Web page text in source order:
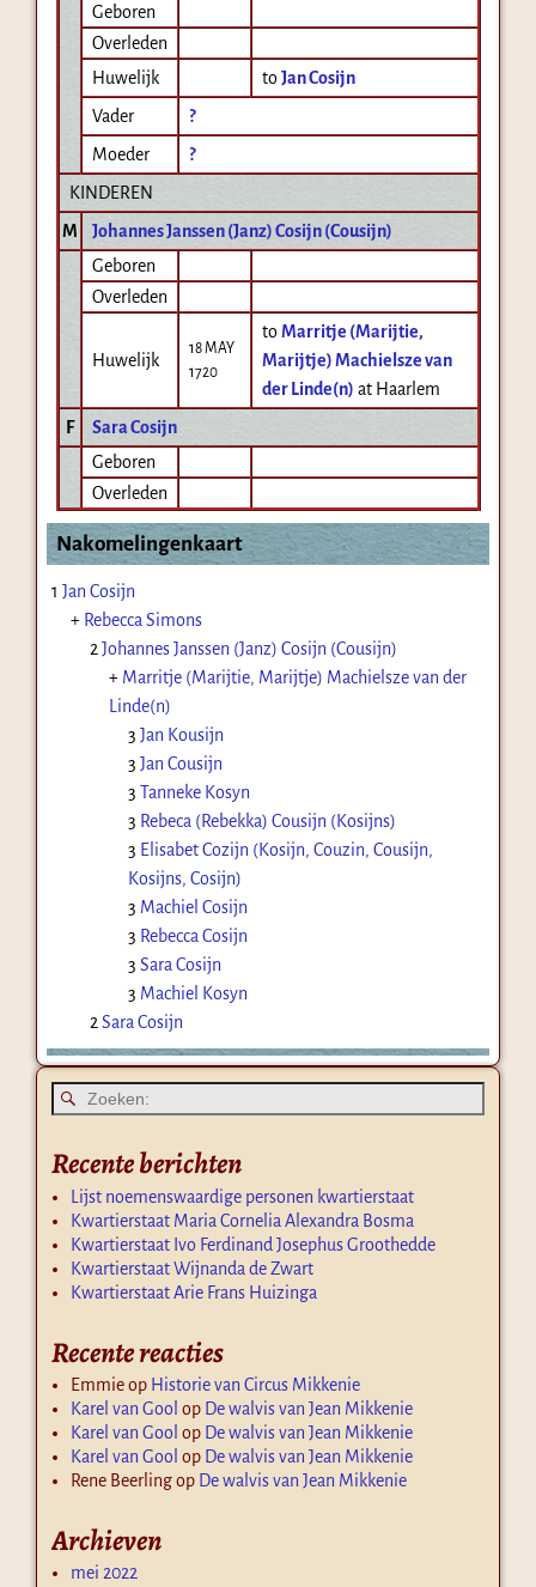
Geboren
Overleden
Huwelijk
toJan Cosijn
Vader
?
Moeder
?
KINDEREN
M
Johannes Janssen (Janz) Cosijn (Cousijn)
Geboren
Overleden
Huwelijk
18 MAY
1720
toMarritje (Marijtie,
Marijtje) Machielsze van
der Linde(n) at Haarlem
F
Sara Cosijn
Geboren
Overleden
Nakomelingenkaart
1 Jan Cosijn
+ Rebecca Simons
2 Johannes Janssen (Janz) Cosijn (Cousijn)
+ Marritje (Marijtie, Marijtje) Machielsze van der
Linde(n)
3 Jan Kousijn
3 Jan Cousijn
3 Tanneke Kosyn
3 Rebeca (Rebekka) Cousijn (Kosijns)
3 Elisabet Cozijn (Kosijn, Couzin, Cousijn,
Kosijns, Cosijn)
3 Machiel Cosijn
3 Rebecca Cosijn
3 Sara Cosijn
3 Machiel Kosyn
2 Sara Cosijn
Recente berichten
Lijst noemenswaardige personen kwartierstaat
Kwartierstaat Maria Cornelia Alexandra Bosma
Kwartierstaat Ivo Ferdinand Josephus Groothedde
Kwartierstaat Wijnanda de Zwart
Kwartierstaat Arie Frans Huizinga
Recente reacties
Emmieop Historie van Circus Mikkenie
Karel van Gool op De walvis van Jean Mikkenie
Karel van Gool op De walvis van Jean Mikkenie
Karel van Gool op De walvis van Jean Mikkenie
Rene Beerlingop De walvis van Jean Mikkenie
Archieven
mei 2022